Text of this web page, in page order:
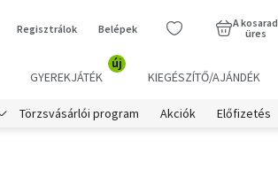
Regisztrálok Belépek
A kosarad
üres
GYEREKJÁTÉK
új
KIEGÉSZÍTŐ/AJÁNDÉK
Törzsvásárlói program Akciók Előfizetés